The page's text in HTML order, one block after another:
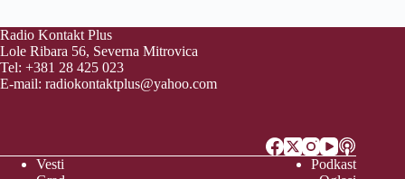
Radio Kontakt Plus
Lole Ribara 56, Severna Mitrovica
Tel: +381 28 425 023
E-mail: radiokontaktplus@yahoo.com
Vesti
Podkast